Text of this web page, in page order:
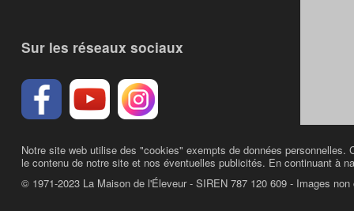
Sur les réseaux sociaux
Notre site web utilise des "cookies" exempts de données
le contenu de notre site et nos éventuelles publicités. En continuant à
© 1971-2023 La Maison de l'Éleveur - SIREN 787 120 609 - Images